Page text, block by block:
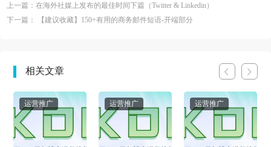
上一篇：在海外社媒上发布的最佳时间下篇（Twitter & Linkedin）
下一篇： 【建议收藏】150+有用的商务邮件短语-开端部分
相关文章
运营推广 运营推广 运营推广